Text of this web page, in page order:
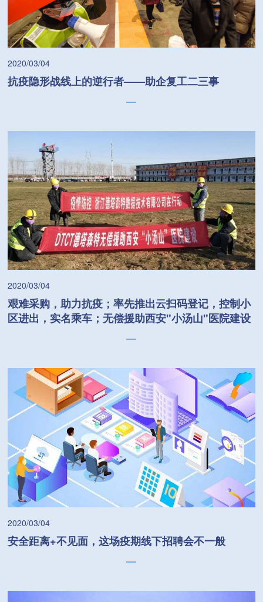
2020/03/04
抗疫隐形战线上的逆行者——助企复工二三事
2020/03/04
艰难采购，助力抗疫；率先推出云扫码登记，控制小
区进出，实名乘车；无偿援助西安"小汤山"医院建设
2020/03/04
安全距离+不见面，这场疫期线下招聘会不一般